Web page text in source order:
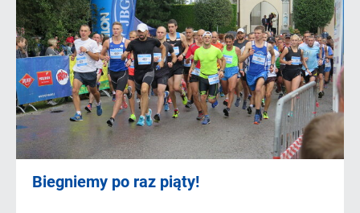
Biegniemy po raz piąty!